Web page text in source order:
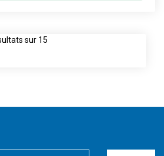
sur 15